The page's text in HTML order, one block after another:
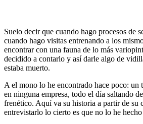
Suelo decir que cuando hago procesos de
cuando hago visitas entrenando a los
encontrar con una fauna de lo más
decidido a contarlo y así darle algo de
estaba muerto.
A el mono lo he encontrado hace poco: un
en ninguna empresa, todo el día saltando
frenético. Aquí va su historia a partir de su
entrevistarlo lo cierto es que no lo he